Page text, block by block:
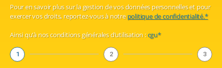
Pour en savoir plus sur la gestion de vos données personnelles et pour
exercer vos droits, reportez-vous à notrepolitique de confidentialité.*
Ainsi qu’à nos conditions générales d’utilisation :cgu*
1 2 3